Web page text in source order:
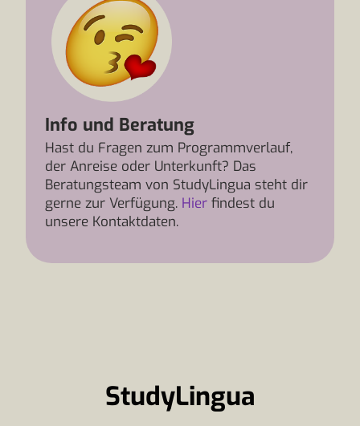
Info und Beratung
Hast du Fragen zum Programmverlauf,
der Anreise oder Unterkunft? Das
Beratungsteam von StudyLingua steht dir
gerne zur Verfügung. Hier findest du
unsere Kontaktdaten.
StudyLingua